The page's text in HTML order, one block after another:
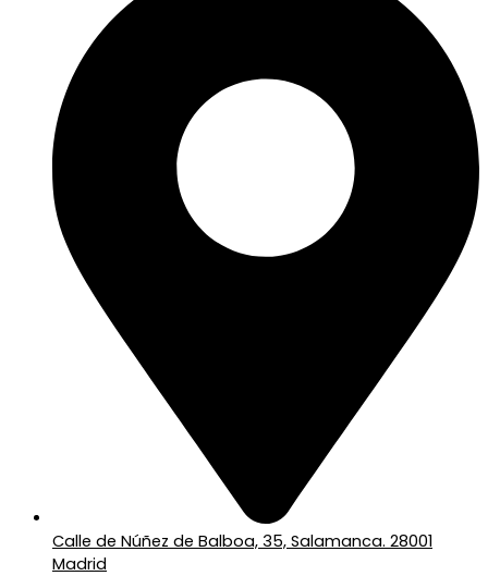
Calle de Núñez de Balboa, 35, Salamanca. 28001
Madrid